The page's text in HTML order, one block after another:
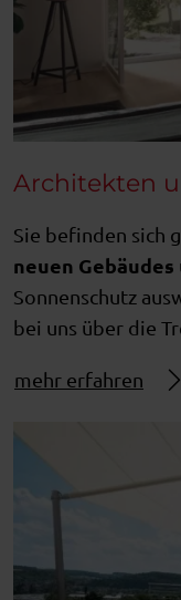
Architekten
Sie befinden sich
neuen Gebäudes
Sonnenschutz
bei uns über die
mehr erfahren